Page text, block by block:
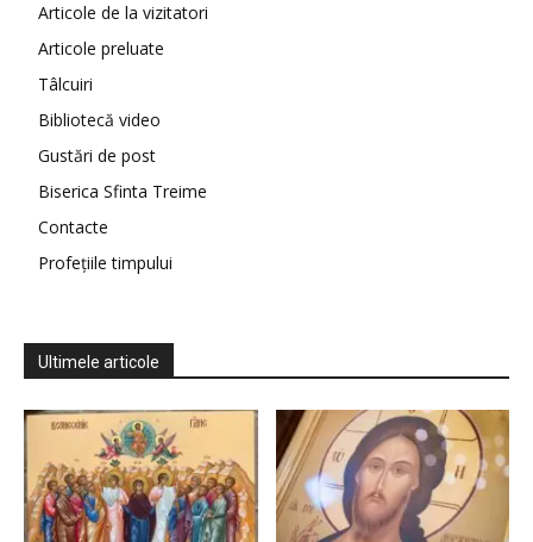
Articole de la vizitatori
Articole preluate
Tâlcuiri
Bibliotecă video
Gustări de post
Biserica Sfinta Treime
Contacte
Profețiile timpului
Ultimele articole